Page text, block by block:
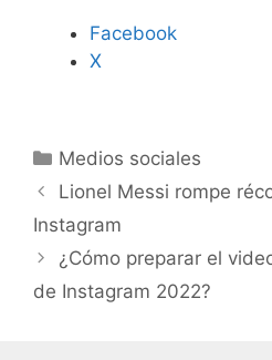
Facebook
X
C
a
e
g
o
Medios sociales
Lionel Messi rompe
Instagram
¿Cómo preparar el
de Instagram 2022?